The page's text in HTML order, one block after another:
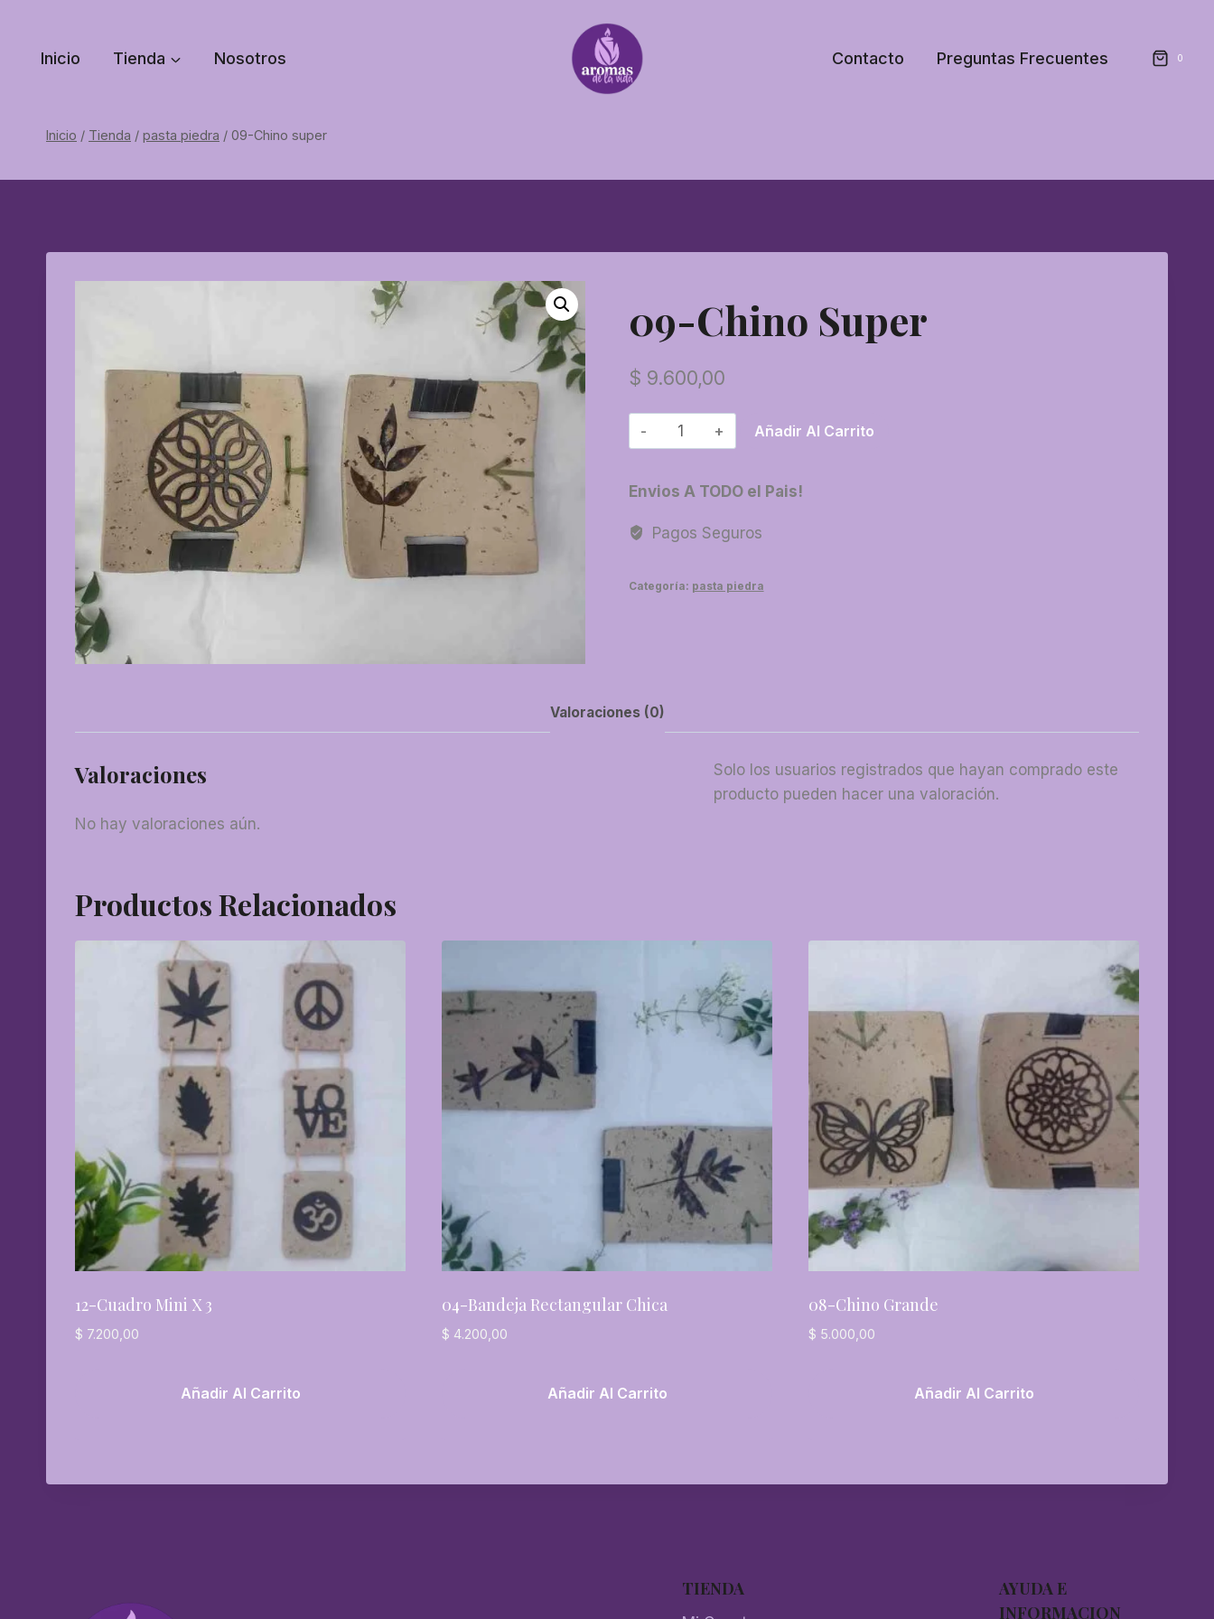
contenido
Inicio Tienda Nosotros Contacto Preguntas Frecuentes 0
Inicio / Tienda / pasta piedra / 09-Chino super
09-Chino Super
$ 9.600,00
09-
Chino
cantidad
Añadir Al Carrito
Envios A TODO el Pais!
Pagos Seguros
Categoría: pasta piedra
Valoraciones (0)
Valoraciones
No hay valoraciones aún.
Solo los usuarios registrados que hayan comprado este
producto pueden hacer una valoración.
Productos Relacionados
12-Cuadro Mini X 3
$ 7.200,00
Añadir Al Carrito
04-Bandeja Rectangular Chica
$ 4.200,00
Añadir Al Carrito
08-Chino Grande
$ 5.000,00
Añadir Al Carrito
TIENDA
AYUDA E
INFORMACION